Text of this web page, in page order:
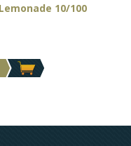
10/100